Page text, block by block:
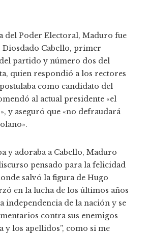
del Poder Electoral, Maduro fue
Cabello, primer
partido y número dos del
quien respondió a los rectores
como candidato del
al actual presidente «el
y aseguró que «no defraudará
y adoraba a Cabello, Maduro
pensado para la felicidad
salvó la figura de Hugo
en la lucha de los últimos años
independencia de la nación y se
contra sus enemigos
y los apellidos”, como si me